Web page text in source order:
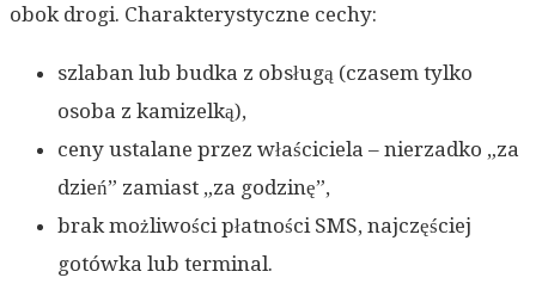
obok drogi. Charakterystyczne cechy:
szlaban lub budka z obsługą (czasem tylko
osoba z kamizelką),
ceny ustalane przez właściciela – nierzadko „za
dzień” zamiast „za godzinę”,
brak możliwości płatności SMS, najczęściej
gotówka lub terminal.